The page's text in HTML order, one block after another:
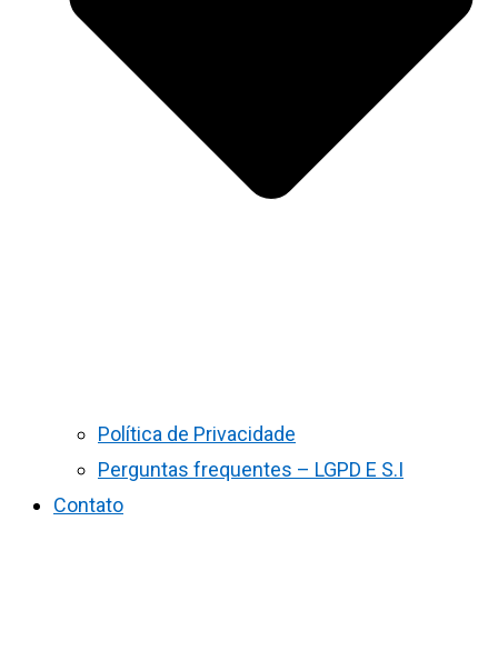
Política de Privacidade
Perguntas frequentes – LGPD E S.I
Contato